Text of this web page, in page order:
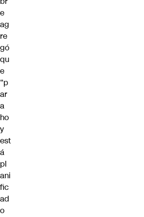
e
ag
re
gó
qu
e
“p
ar
a
ho
y
est
á
pl
ani
fic
ad
o